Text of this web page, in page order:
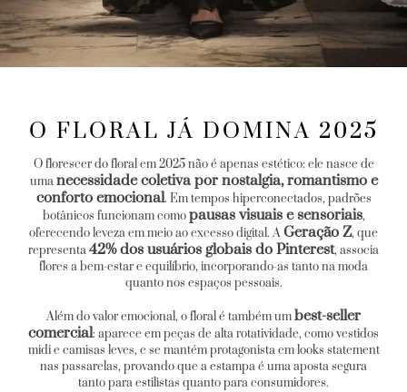
O FLORAL JÁ DOMINA 2025
O florescer do floral em 2025 não é apenas estético: ele nasce de
umanecessidade coletiva por nostalgia, romantismo e
conforto emocional. Em tempos hiperconectados, padrões
botânicos funcionam comopausas visuais e sensoriais,
oferecendo leveza em meio ao excesso digital. AGeração Z, que
representa42% dos usuários globais do Pinterest, associa
flores a bem-estar e equilíbrio, incorporando-as tanto na moda
quanto nos espaços pessoais.
Além do valor emocional, o floral é também umbest-seller
comercial: aparece em peças de alta rotatividade, como vestidos
midi e camisas leves, e se mantém protagonista em looks statement
nas passarelas, provando que a estampa é uma aposta segura
tanto para estilistas quanto para consumidores.